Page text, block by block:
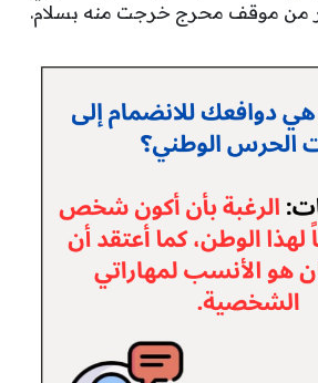
من موقف محرج خرجت منه بسلام.